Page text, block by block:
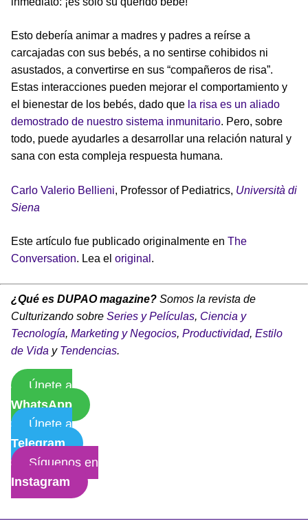
Esto debería animar a madres y padres a reírse a
carcajadas con sus bebés, a no sentirse cohibidos ni
asustados, a convertirse en sus “compañeros de risa”.
Estas interacciones pueden mejorar el comportamiento y
el bienestar de los bebés, dado que la risa es un aliado
demostrado de nuestro sistema inmunitario. Pero, sobre
todo, puede ayudarles a desarrollar una relación natural y
sana con esta compleja respuesta humana.
Carlo Valerio Bellieni, Professor of Pediatrics, Università di
Siena
Este artículo fue publicado originalmente en The
Conversation. Lea el original .
¿Qué es DUPAO magazine? Somos la revista de
Culturizando sobre Series y Películas, Ciencia y
Tecnología, Marketing y Negocios, Productividad, Estilo
de Vida y Tendencias.
Únete a
WhatsApp
Únete a
Telegram
Síguenos en
Instagram